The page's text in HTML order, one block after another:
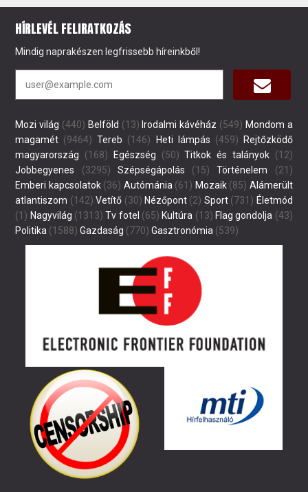
HÍRLEVÉL FELIRATKOZÁS
Mindig naprakészen legfrissebb híreinkből!
Mozi világ (440) Belföld (13) Irodalmi kávéház (549) Mondom a
magamét (9464) Tereb (146) Heti lámpás (459)
Rejtőzködő
magyarország (168) Egészség (50) Titkok és talányok(12)
Jobbegyenes (3295) Szépségápolás (15) Történelem (21)
Emberi kapcsolatok(36) Autómánia (61) Mozaik(85) Alámerült
atlantiszom (142) Vetítő (30) Nézőpont (2) Sport(731) Életmód
(1) Nagyvilág (1313) Tv fotel (65) Kultúra (13) Flag gondolja (43)
Politika (1588) Gazdaság (770) Gasztronómia (539)